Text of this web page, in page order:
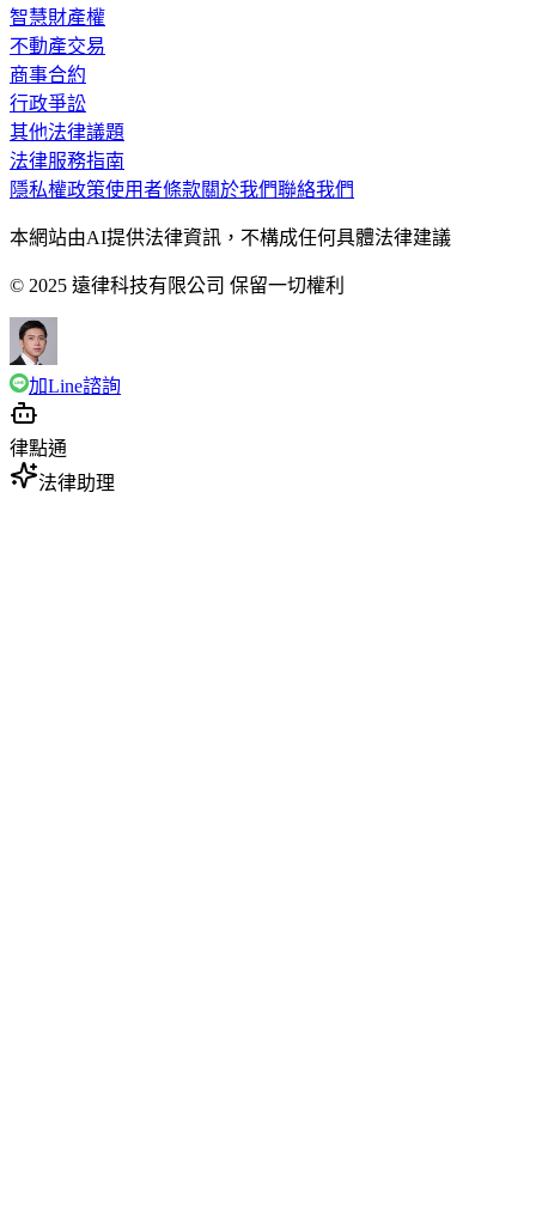
智慧財產權
不動產交易
商事合約
行政爭訟
其他法律議題
法律服務指南
隱私權政策使用者條款關於我們聯絡我們
本網站由AI提供法律資訊，不構成任何具體法律建議
© 2025 遠律科技有限公司 保留一切權利
加Line諮詢
律點通
法律助理